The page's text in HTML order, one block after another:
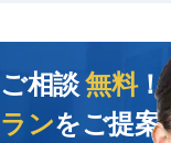
ご相談無料！
ランをご提案